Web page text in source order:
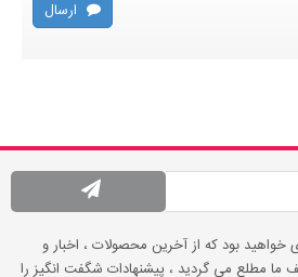
ارسال
خواهید بود که از آخرین محصولات ، اخبار و
مطلع می گردید ، پیشنهادات شگفت انگیز را